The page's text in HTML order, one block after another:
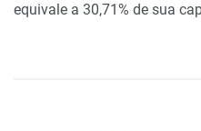
equivale a 30,71% de sua